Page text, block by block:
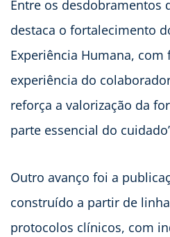
Entre os desdobramentos
destaca o fortalecimento
Experiência Humana,
experiência do
reforça a valorização da
parte essencial do
Outro avanço foi a
construído a partir de
protocolos clínicos, com